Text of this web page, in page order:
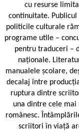
cu resurse
continuitate.
politicile culturale
programe utile –
pentru traduceri –
naționale.
manualele școlare,
decalaj între
ruptura dintre
una dintre cele
românesc.
scriitori în viață